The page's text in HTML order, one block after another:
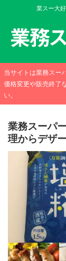
業スー大
当サイトは業務スー
価格変更や販売終了
い。
業務スーパ
理からデザ